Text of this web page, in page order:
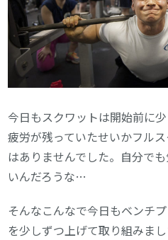
今日もスクワットは開始前に
疲労が残っていたせいかフル
はありませんでした。自分で
いんだろうな…
そんなこんなで今日もベンチ
を少しずつ上げて取り組みま